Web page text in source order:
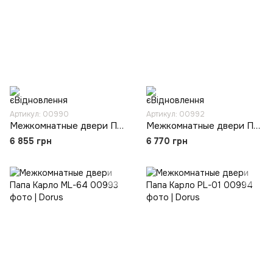
Артикул: 00990
Межкомнатные двери Папа Карло ML-61
6 855 грн
Артикул: 00992
Межкомнатные двери Папа Карло ML-63
6 770 грн